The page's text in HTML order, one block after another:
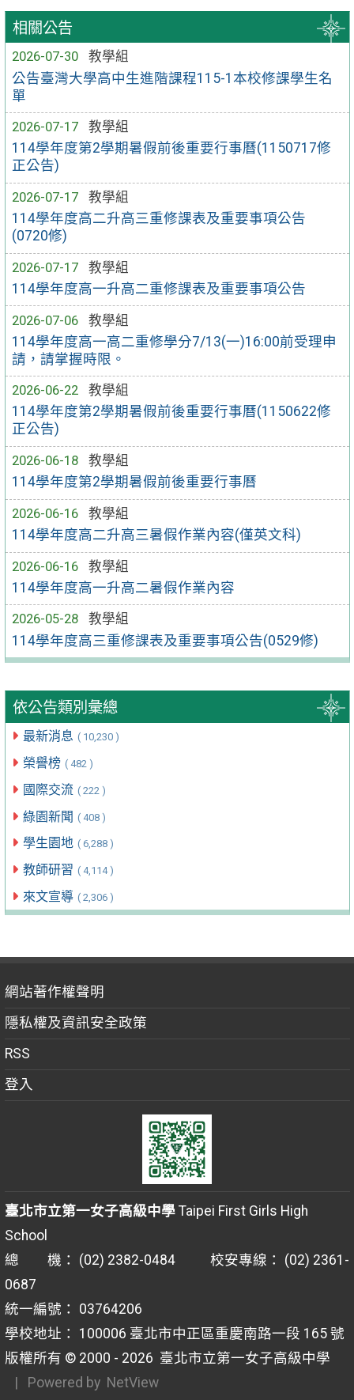
相關公告
2026-07-30
教學組
公告臺灣大學高中生進階課程115-1本校修課學生名
單
2026-07-17
教學組
114學年度第2學期暑假前後重要行事曆(1150717修
正公告)
2026-07-17
教學組
114學年度高二升高三重修課表及重要事項公告
(0720修)
2026-07-17
教學組
114學年度高一升高二重修課表及重要事項公告
2026-07-06
教學組
114學年度高一高二重修學分7/13(一)16:00前受理申
請，請掌握時限。
2026-06-22
教學組
114學年度第2學期暑假前後重要行事曆(1150622修
正公告)
2026-06-18
教學組
114學年度第2學期暑假前後重要行事曆
2026-06-16
教學組
114學年度高二升高三暑假作業內容(僅英文科)
2026-06-16
教學組
114學年度高一升高二暑假作業內容
2026-05-28
教學組
114學年度高三重修課表及重要事項公告(0529修)
依公告類別彙總
最新消息 ( 10,230 )
榮譽榜 ( 482 )
國際交流 ( 222 )
綠園新聞 ( 408 )
學生園地 ( 6,288 )
教師研習 ( 4,114 )
來文宣導 ( 2,306 )
網站著作權聲明
隱私權及資訊安全政策
RSS
登入
臺北市立第一女子高級中學Taipei First Girls High
School
總 機： (02) 2382-0484 校安專線： (02) 2361-
0687
統一編號： 03764206
學校地址： 100006 臺北市中正區重慶南路一段 165 號
版權所有 © 2000 - 2026 臺北市立第一女子高級中學
| Powered by NetView